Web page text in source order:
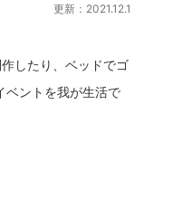
更新：2021.12.1
したり、ベッドでゴ
ントを我が生活で